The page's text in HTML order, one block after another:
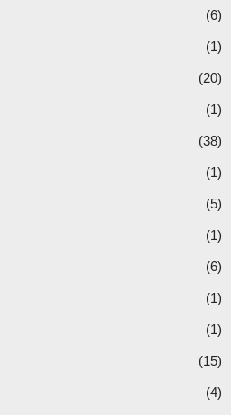
(6)
(1)
(20)
(1)
(38)
(1)
(5)
(1)
(6)
(1)
(1)
(15)
(4)